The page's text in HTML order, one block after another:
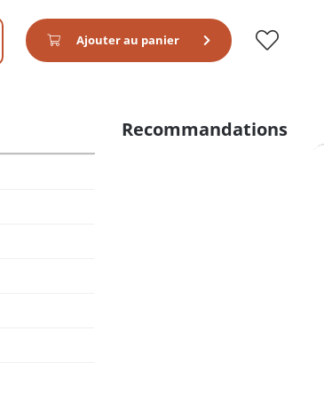
Ajouter au panier
Recommandations